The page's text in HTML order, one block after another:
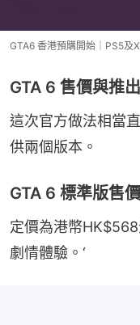
GTA6 香港預購開始｜PS5及
GTA 6 售價與推
這次官方做法相當
供兩個版本。
GTA 6 標準版售
定價為港幣
劇情體驗。‘